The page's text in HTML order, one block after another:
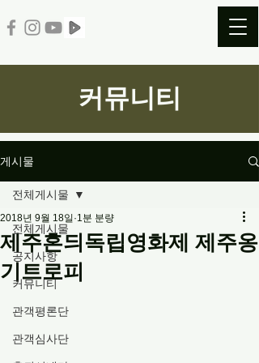
커뮤니티
게시물
전체게시물
공지사항
커뮤니티
관객평론단
관객심사단
전체게시물
제주혼듸독립영화제 제주옹
기트로피
2018년 9월 18일 1분 분량